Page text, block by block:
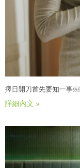
擇日開刀首先要知一事￼
詳細內文 »